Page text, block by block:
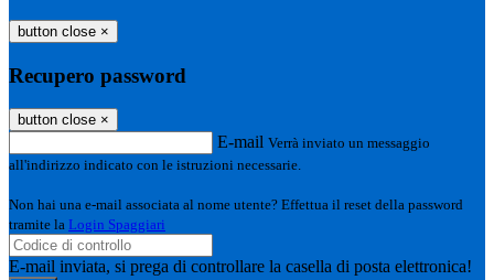
button close ×
Recupero password
button close ×
E-mail Verrà inviato un messaggio
all'indirizzo indicato con le istruzioni necessarie.
Non hai una e-mail associata al nome utente? Effettua il reset della password
tramite la Login Spaggiari
E-mail inviata, si prega di controllare la casella di posta elettronica!